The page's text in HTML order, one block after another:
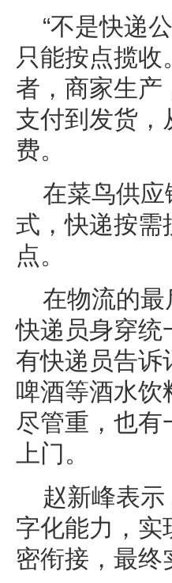
“不是快递
只能按点揽收
者，商家生产
支付到发货，
费。
在菜鸟供
式，快递按需
点。
在物流的
快递员身穿统
有快递员告诉
啤酒等酒水饮
尽管重，也有
上门。
赵新峰表
字化能力，实
密衔接，最终